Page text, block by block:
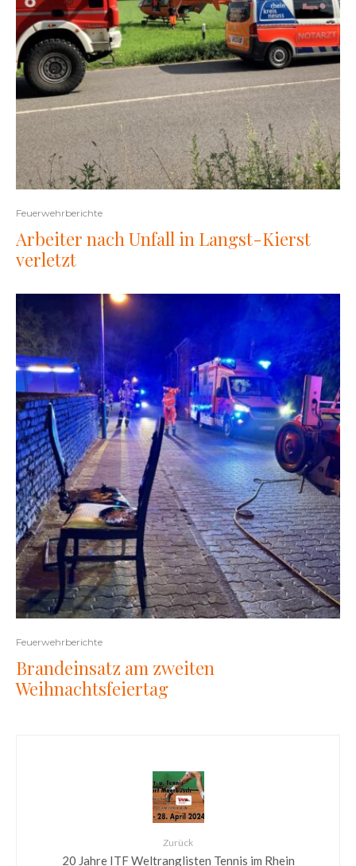
Feuerwehrberichte
Arbeiter nach Unfall in Langst-Kierst
verletzt
Feuerwehrberichte
Brandeinsatz am zweiten
Weihnachtsfeiertag
Zurück
20 Jahre ITF Weltranglisten Tennis im Rhein